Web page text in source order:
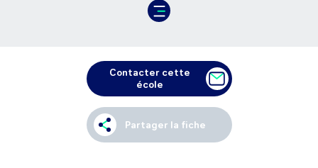
Contacter cette
école
Partager la fiche